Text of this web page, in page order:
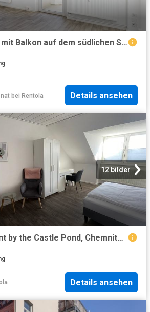
2 Raum Wohnung mit Balkon auf dem südlichen Sonnenberg
bei Rentola Details ansehen
12 bilder
Avenue Apartment by the Castle Pond, Chemnitz Amsterdam Apartments for Rent
Details ansehen